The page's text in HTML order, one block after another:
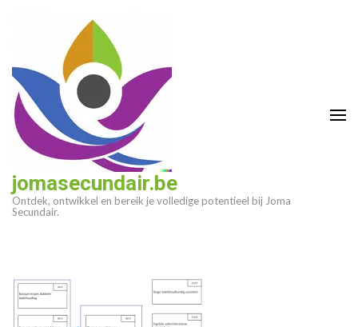
(druk
enter)
jomasecundair.be
Ontdek, ontwikkel en bereik je volledige potentieel bij Joma
Secundair.